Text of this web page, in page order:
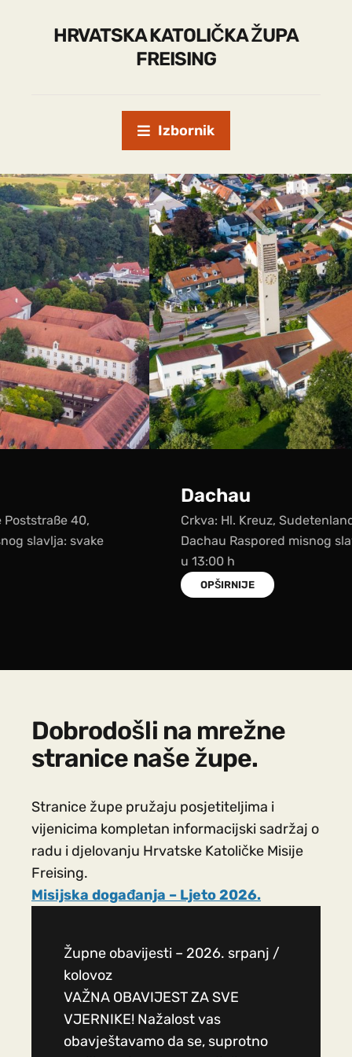
HRVATSKA KATOLIČKA ŽUPA
FREISING
Izbornik
Crkva: Hl. Kreuz, Sudetenlandstraße 62, 85221
Dachau Raspored misnog slavlja: svake nedjelje
Dobrodošli na mrežne
stranice naše župe.
Stranice župe pružaju posjetiteljima i
vijenicima kompletan informacijski sadržaj o
radu i djelovanju Hrvatske Katoličke Misije
Freising.
Misijska događanja – Ljeto 2026.
Župne obavijesti – 2026. srpanj /
kolovoz
VAŽNA OBAVIJEST ZA SVE
VJERNIKE! Nažalost vas
obavještavamo da se, suprotno